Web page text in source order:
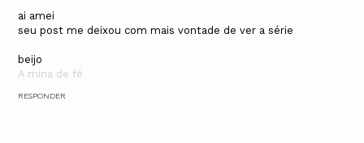
ai amei
seu post me deixou com mais vontade de ver a série
beijo
A mina de fé
RESPONDER